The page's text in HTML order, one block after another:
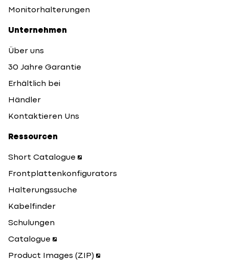
Monitorhalterungen
Unternehmen
Über uns
30 Jahre Garantie
Erhältlich bei
Händler
Kontaktieren Uns
Ressourcen
Short Catalogue
Frontplattenkonfigurators
Halterungssuche
Kabelfinder
Schulungen
Catalogue
Product Images (ZIP)